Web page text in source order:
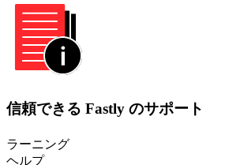
信頼できる Fastly のサポート
ラーニング
ヘルプ